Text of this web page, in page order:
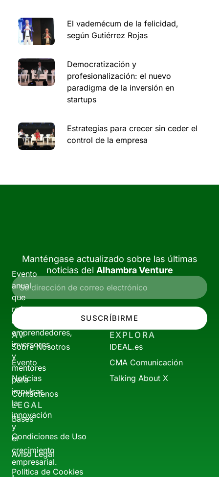
El vademécum de la felicidad,
según Gutiérrez Rojas
Democratización y
profesionalización: el nuevo
paradigma de la inversión en
startups
Estrategias para crecer sin ceder el
control de la empresa
Evento
anual
que
reúne
a
emprendedores,
inversores
y
mentores
para
impulsar
la
innovación
y
el
crecimiento
empresarial.
Manténgase actualizado sobre las últimas
noticias del Alhambra Venture
SUSCRÍBIRME
AV
Sobre Nosotros
Evento
Noticias
Contáctenos
EXPLORA
IDEAL.es
CMA Comunicación
Talking About X
LEGAL
Bases
Condiciones de Uso
Aviso Legal
Política de Cookies